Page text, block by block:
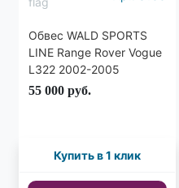
Обвес WALD SPORTS
LINE Range Rover Vogue
L322 2002-2005
55 000 руб.
Купить в 1 клик